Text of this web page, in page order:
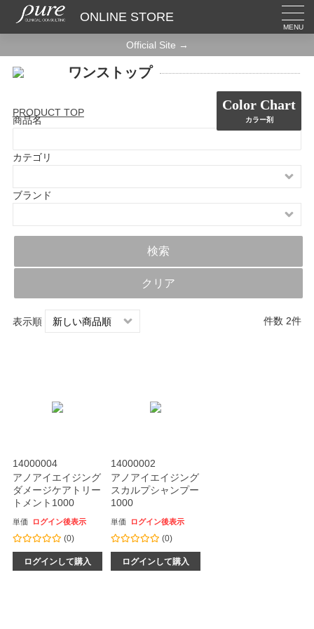
MENU
ONLINE STORE
Official Site →
ワンストップ
PRODUCT TOP
Color Chart
カラー剤
商品名
カテゴリ
ブランド
検索
クリア
表示順 件数 2件
14000004
アノアイエイジング
ダメージケアトリー
トメント1000
単価 ログイン後表示
(0)
ログインして購入
14000002
アノアイエイジング
スカルプシャンプー
1000
単価 ログイン後表示
(0)
ログインして購入